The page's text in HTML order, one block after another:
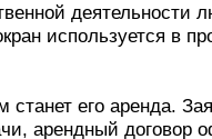
деятельности
используется в
его аренда.
арендный договор